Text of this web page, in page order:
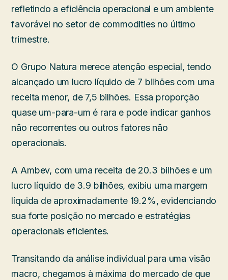
refletindo a eficiência operacional e um ambiente
favorável no setor de commodities no último
trimestre.
O Grupo Natura merece atenção especial, tendo
alcançado um lucro líquido de 7 bilhões com uma
receita menor, de 7,5 bilhões. Essa proporção
quase um-para-um é rara e pode indicar ganhos
não recorrentes ou outros fatores não
operacionais.
A Ambev, com uma receita de 20.3 bilhões e um
lucro líquido de 3.9 bilhões, exibiu uma margem
líquida de aproximadamente 19.2%, evidenciando
sua forte posição no mercado e estratégias
operacionais eficientes.
Transitando da análise individual para uma visão
macro, chegamos à máxima do mercado de que